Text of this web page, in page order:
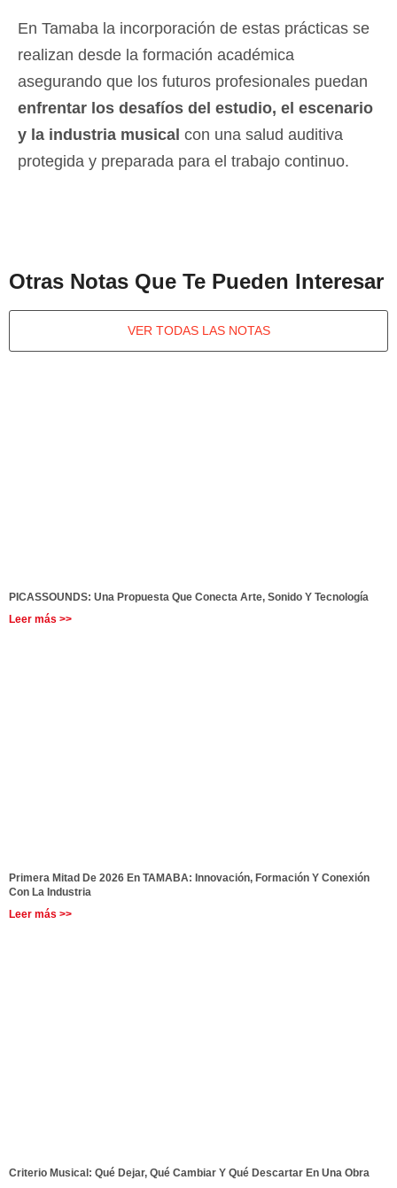
En Tamaba la incorporación de estas prácticas se
realizan desde la formación académica
asegurando que los futuros profesionales puedan
enfrentar los desafíos del estudio, el escenario
y la industria musical con una salud auditiva
protegida y preparada para el trabajo continuo.
Otras Notas Que Te Pueden Interesar
VER TODAS LAS NOTAS
PICASSOUNDS: Una Propuesta Que Conecta Arte, Sonido Y Tecnología
Leer más >>
Primera Mitad De 2026 En TAMABA: Innovación, Formación Y Conexión
Con La Industria
Leer más >>
Criterio Musical: Qué Dejar, Qué Cambiar Y Qué Descartar En Una Obra